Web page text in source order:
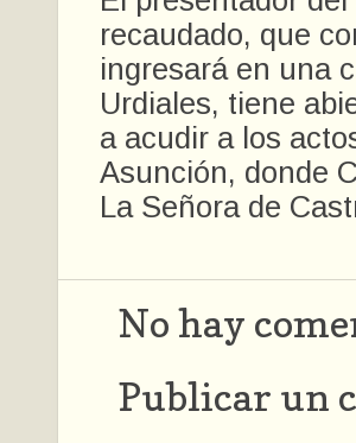
recaudado, que
ingresará en una
Urdiales, tiene
a acudir a los
Asunción, donde
La Señora de
No hay
Publicar un